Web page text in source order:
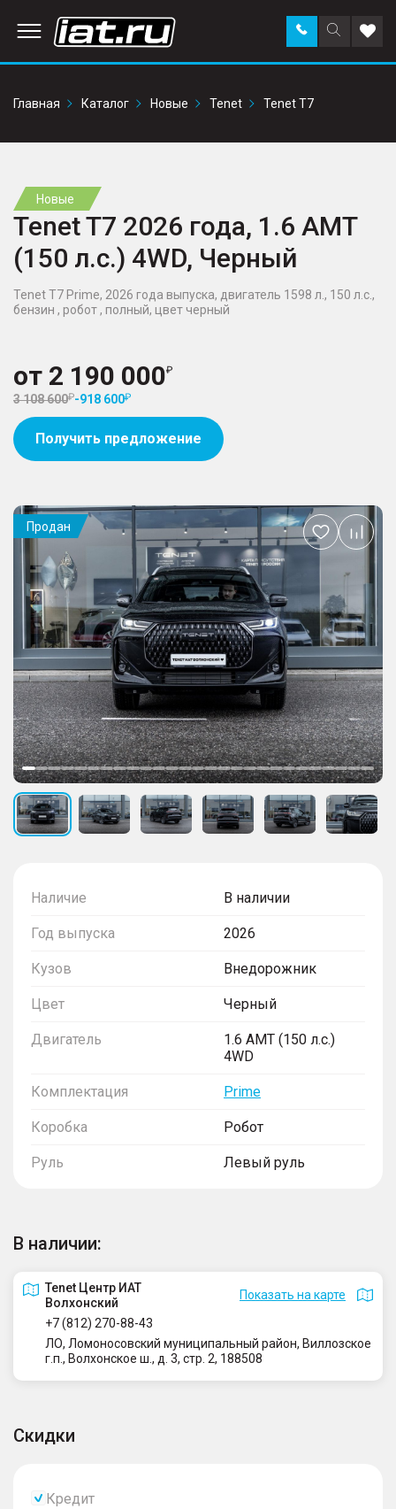
Поиск
по
Заказать
звонок в
Главная
Каталог Новые Tenet Tenet T7
Новые
Tenet T7 2026 года, 1.6 AMT
(150 л.с.) 4WD, Черный
Tenet T7 Prime, 2026 года выпуска, двигатель 1598 л., 150 л.с.,
бензин , робот , полный, цвет черный
от 2 190 000
3 108 600 -918 600
Получить предложение
Наличие В наличии
Год выпуска 2026
Кузов Внедорожник
Цвет Черный
Двигатель
1.6 AMT (150 л.с.)
4WD
Комплектация Prime
Коробка Робот
Руль Левый руль
В наличии:
Tenet Центр ИАТ
Волхонский
Показать на карте
+7 (812) 270-88-43
ЛО, Ломоносовский муниципальный район, Виллозское
г.п., Волхонское ш., д. 3, стр. 2, 188508
Скидки
Кредит
Продан
Добавить
в
избранное